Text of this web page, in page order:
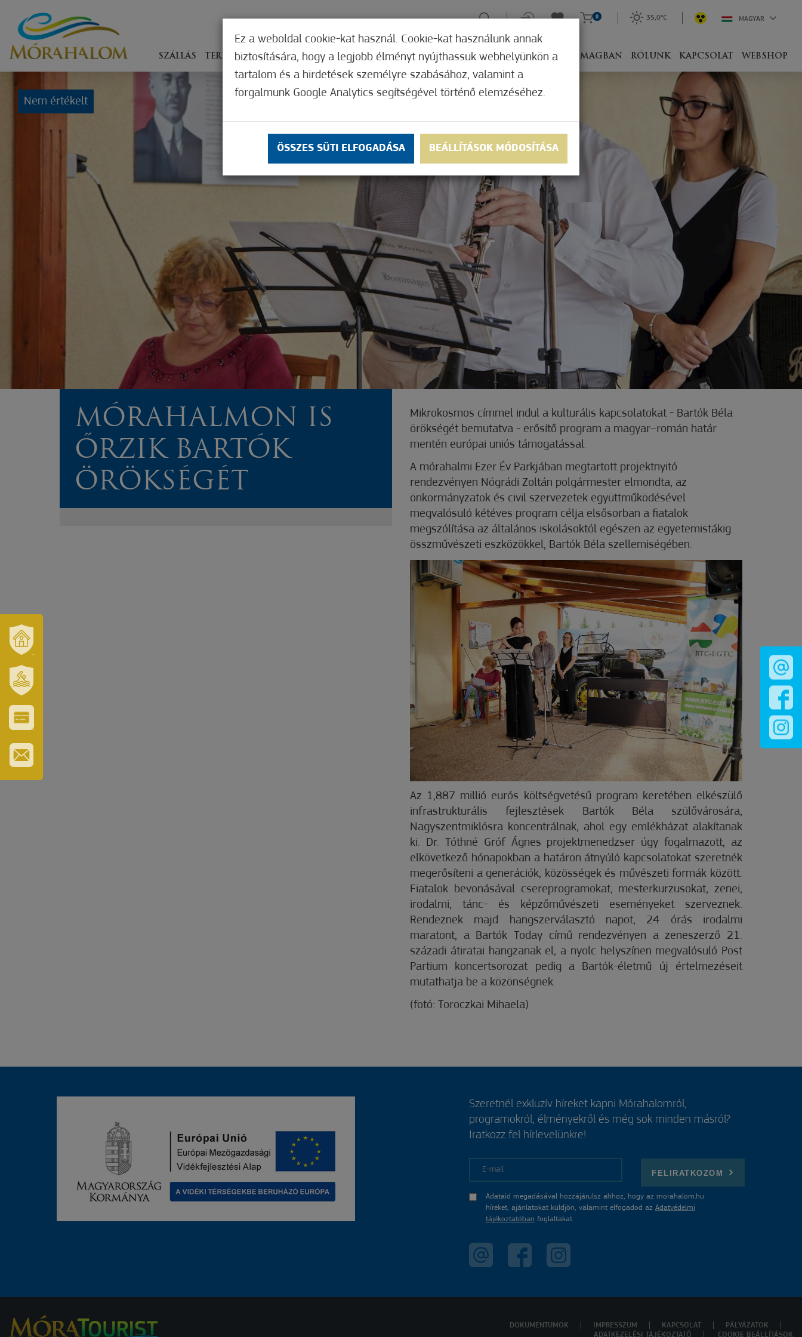
ÉS
TÉRSÉGÜNK
ERZSÉBET
GYÓGYFÜRDŐ
ÉS
TURISZTIKAI
KÁRTYA
SZÁLLÁS TERÍTÉKEN ÉLMÉNYSZERZÉS ZÖLD FÓKUSZ GYÓGYHELY MERRE, MIVEL CSOMAGBAN RÓLUNK KAPCSOLAT WEBSHOP
0 35,0°C MAGYAR
Nem értékelt
MÓRAHALMON IS
ŐRZIK BARTÓK
ÖRÖKSÉGÉT
Mikrokosmos címmel indul a kulturális kapcsolatokat - Bartók Béla
örökségét bemutatva - erősítő program a magyar–román határ
mentén európai uniós támogatással.
A mórahalmi Ezer Év Parkjában megtartott projektnyitó
rendezvényen Nógrádi Zoltán polgármester elmondta, az
önkormányzatok és civil szervezetek együttműködésével
megvalósuló kétéves program célja elsősorban a fiatalok
megszólítása az általános iskolásoktól egészen az egyetemistákig
összművészeti eszközökkel, Bartók Béla szellemiségében.
Az 1,887 millió eurós költségvetésű program keretében elkészülő
infrastrukturális fejlesztések Bartók Béla szülővárosára,
Nagyszentmiklósra koncentrálnak, ahol egy emlékházat alakítanak
ki. Dr. Tóthné Gróf Ágnes projektmenedzser úgy fogalmazott, az
elkövetkező hónapokban a határon átnyúló kapcsolatokat szeretnék
megerősíteni a generációk, közösségek és művészeti formák között.
Fiatalok bevonásával csereprogramokat, mesterkurzusokat, zenei,
irodalmi, tánc- és képzőművészeti eseményeket szerveznek.
Rendeznek majd hangszerválasztó napot, 24 órás irodalmi
maratont, a Bartók Today című rendezvényen a zeneszerző 21.
századi átiratai hangzanak el, a nyolc helyszínen megvalósuló Post
Partium koncertsorozat pedig a Bartók-életmű új értelmezéseit
mutathatja be a közönségnek.
(fotó: Toroczkai Mihaela)
Ez a weboldal cookie-kat használ. Cookie-kat használunk annak
biztosítására, hogy a legjobb élményt nyújthassuk webhelyünkön a
tartalom és a hirdetések személyre szabásához, valamint a
forgalmunk Google Analytics segítségével történő elemzéséhez.
ÖSSZES SÜTI ELFOGADÁSA BEÁLLÍTÁSOK MÓDOSÍTÁSA
Szeretnél exkluzív híreket kapni Mórahalomról,
programokról, élményekről és még sok minden másról?
Iratkozz fel hírlevelünkre!
FELIRATKOZOM
Adataid megadásával hozzájárulsz ahhoz, hogy az morahalom.hu
híreket, ajánlatokat küldjön, valamint elfogadod az Adatvédelmi
tájékoztatóban foglaltakat.
DOKUMENTUMOK IMPRESSZUM KAPCSOLAT
PÁLYÁZATOK
ADATKEZELÉSI TÁJÉKOZTATÓ
COOKIE BEÁLLÍTÁSOK